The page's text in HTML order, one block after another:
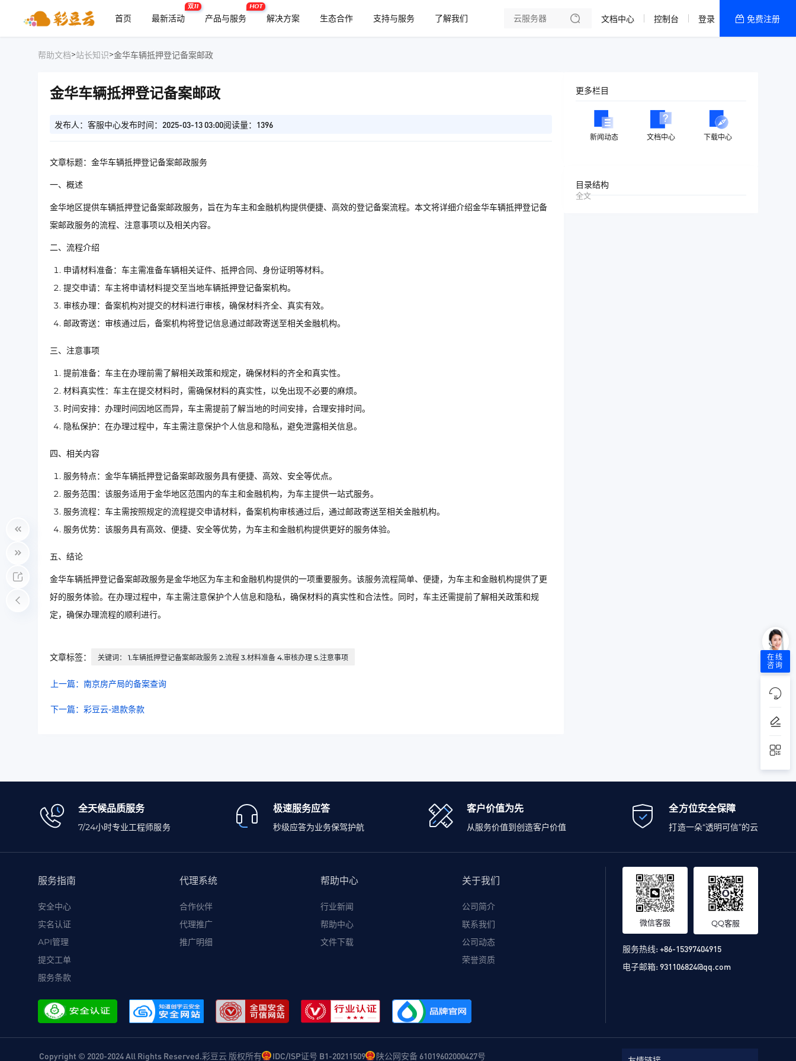
首页 最新活动
双11
产品与服务
HOT
解决方案 生态合作 支持与服务
了解我们
美国高防2区[推荐]
文档中心 控制台 登录 免费注册
帮助文档>站长知识>金华车辆抵押登记备案邮政
金华车辆抵押登记备案邮政
发布人：客服中心发布时间：2025-03-13 03:00阅读量：1396
文章标题：金华车辆抵押登记备案邮政服务
一、概述
金华地区提供车辆抵押登记备案邮政服务，旨在为车主和金融机构提供便捷、高效的登记备案流程。本文将详细介绍金华车辆抵押登记备
案邮政服务的流程、注意事项以及相关内容。
二、流程介绍
申请材料准备：车主需准备车辆相关证件、抵押合同、身份证明等材料。
提交申请：车主将申请材料提交至当地车辆抵押登记备案机构。
审核办理：备案机构对提交的材料进行审核，确保材料齐全、真实有效。
邮政寄送：审核通过后，备案机构将登记信息通过邮政寄送至相关金融机构。
三、注意事项
提前准备：车主在办理前需了解相关政策和规定，确保材料的齐全和真实性。
材料真实性：车主在提交材料时，需确保材料的真实性，以免出现不必要的麻烦。
时间安排：办理时间因地区而异，车主需提前了解当地的时间安排，合理安排时间。
隐私保护：在办理过程中，车主需注意保护个人信息和隐私，避免泄露相关信息。
四、相关内容
服务特点：金华车辆抵押登记备案邮政服务具有便捷、高效、安全等优点。
服务范围：该服务适用于金华地区范围内的车主和金融机构，为车主提供一站式服务。
服务流程：车主需按照规定的流程提交申请材料，备案机构审核通过后，通过邮政寄送至相关金融机构。
服务优势：该服务具有高效、便捷、安全等优势，为车主和金融机构提供更好的服务体验。
五、结论
金华车辆抵押登记备案邮政服务是金华地区为车主和金融机构提供的一项重要服务。该服务流程简单、便捷，为车主和金融机构提供了更
好的服务体验。在办理过程中，车主需注意保护个人信息和隐私，确保材料的真实性和合法性。同时，车主还需提前了解相关政策和规
定，确保办理流程的顺利进行。
文章标签： 关键词： 1.车辆抵押登记备案邮政服务 2.流程 3.材料准备 4.审核办理 5.注意事项
上一篇：南京房产局的备案查询
下一篇：彩豆云-退款条款
更多栏目
新闻动态 文档中心 下载中心
目录结构
全文
全天候品质服务
7/24小时专业工程师服务
极速服务应答
秒级应答为业务保驾护航
客户价值为先
从服务价值到创造客户价值
全方位安全保障
打造一朵“透明可信”的云
服务指南
安全中心
实名认证
API管理
提交工单
服务条款
代理系统
合作伙伴
代理推广
推广明细
帮助中心
行业新闻
帮助中心
文件下载
关于我们
公司简介
联系我们
公司动态
荣誉资质
微信客服 QQ客服
服务热线:+86-15397404915
电子邮箱:931106824@qq.com
Copyright © 2020-2024 All Rights Reserved.彩豆云 版权所有 IDC/ISP证号 B1-20211509 陕公网安备 61019602000427号
在线
咨询